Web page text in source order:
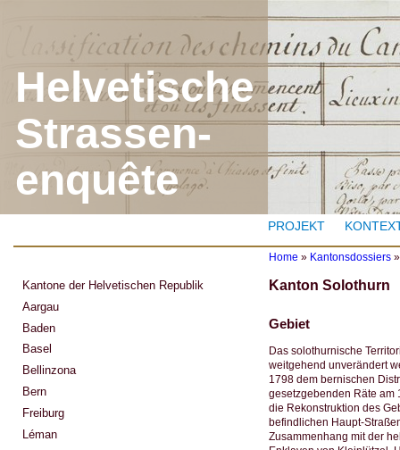
Helvetische
Strassen-
enquête
PROJEKT
Y
o
a
r
e
h
e
r
e
Home » Kantonsdossiers
Kanton Solothurn
Gebiet
Das solothurnische
weitgehend unverändert
1798 dem bernischen
gesetzgebenden Räte am
die Rekonstruktion des
befindlichen Haupt-
Zusammenhang mit der
Kantone der Helvetischen Republik
Aargau
Baden
Basel
Bellinzona
Bern
Freiburg
Léman